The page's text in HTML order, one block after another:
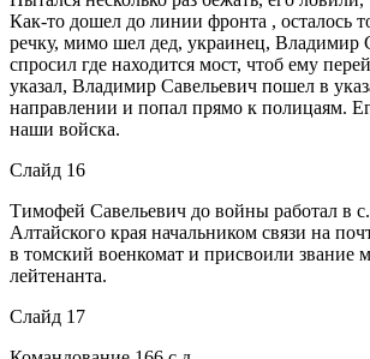
Как-то дошел до линии фронта , осталось
речку, мимо шел дед, украинец, Владимир
спросил где находится мост, чтоб ему
указал, Владимир Савельевич пошел в
направлении и попал прямо к полицаям.
наши войска.
Слайд 16
Тимофей Савельевич до войны работал в
Алтайского края начальником связи на
в томский военкомат и присвоили звание
лейтенанта.
Слайд 17